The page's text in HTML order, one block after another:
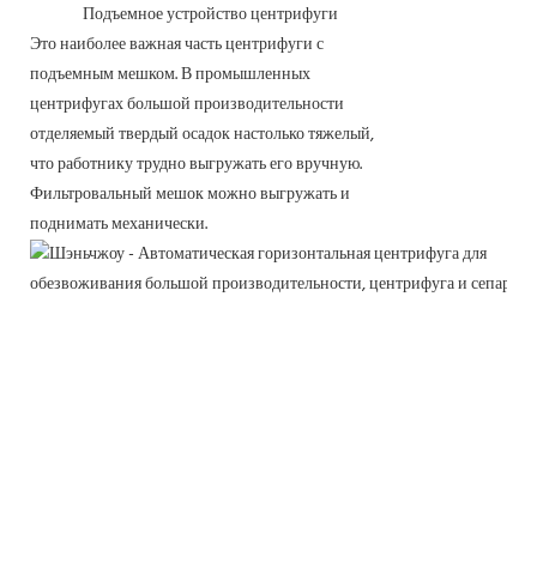
Подъемное устройство центрифуги
Это наиболее важная часть центрифуги с
подъемным мешком. В промышленных
центрифугах большой производительности
отделяемый твердый осадок настолько тяжелый,
что работнику трудно выгружать его вручную.
Фильтровальный мешок можно выгружать и
поднимать механически.